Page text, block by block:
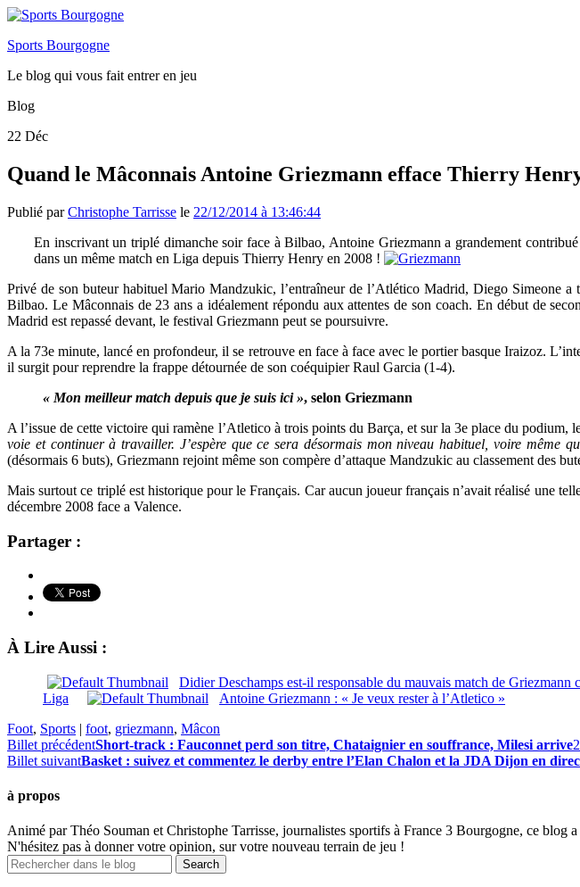
Sports Bourgogne
Le blog qui vous fait entrer en jeu
Blog
22 Déc
Quand le Mâconnais Antoine Griezmann efface Thierry
Publié parChristophe Tarrisse le 22/12/2014 à 13:46:44
En inscrivant un triplé dimanche soir face à Bilbao, Antoine Griezmann a grandement
dans un même match en Liga depuis Thierry Henry en 2008 !
Privé de son buteur habituel Mario Mandzukic, l’entraîneur de l’Atlético Madrid, Diego Simeone
Bilbao. Le Mâconnais de 23 ans a idéalement répondu aux attentes de son coach. En début de
Madrid est repassé devant, le festival Griezmann peut se poursuivre.
A la 73e minute, lancé en profondeur, il se retrouve en face à face avec le portier basque Iraizoz.
il surgit pour reprendre la frappe détournée de son coéquipier Raul Garcia (1-4).
« Mon meilleur match depuis que je suis ici », selon Griezmann
A l’issue de cette victoire qui ramène l’Atletico à trois points du Barça, et sur la 3e place du podium,
voie et continuer à travailler. J’espère que ce sera désormais mon niveau habituel, voire même
(désormais 6 buts), Griezmann rejoint même son compère d’attaque Mandzukic au classement des
Mais surtout ce triplé est historique pour le Français. Car aucun joueur français n’avait réalisé une
décembre 2008 face a Valence.
Partager :
À Lire Aussi :
Didier Deschamps est-il responsable du mauvais match de Griezmann
Liga
Antoine Griezmann : « Je veux rester à l’Atletico »
Foot, Sports | foot, griezmann, Mâcon
Billet précédentShort-track : Fauconnet perd son titre, Chataignier en souffrance, Milesi arrive
Billet suivantBasket : suivez et commentez le derby entre l’Elan Chalon et la JDA Dijon en
à propos
Animé par Théo Souman et Christophe Tarrisse, journalistes sportifs à France 3 Bourgogne, ce
N'hésitez pas à donner votre opinion, sur votre nouveau terrain de jeu !